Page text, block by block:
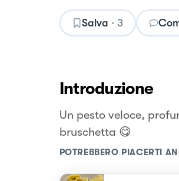
Salva · 3
Introduzione
Un pesto veloce,
bruschetta 😋
POTREBBERO PIACERTI